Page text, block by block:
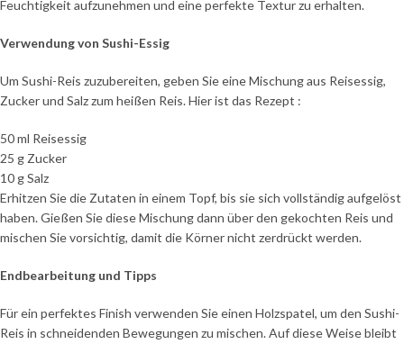
Feuchtigkeit aufzunehmen und eine perfekte Textur zu erhalten.
Verwendung von Sushi-Essig
Um Sushi-Reis zuzubereiten, geben Sie eine Mischung aus Reisessig,
Zucker und Salz zum heißen Reis. Hier ist das Rezept :
50 ml Reisessig
25 g Zucker
10 g Salz
Erhitzen Sie die Zutaten in einem Topf, bis sie sich vollständig aufgelöst
haben. Gießen Sie diese Mischung dann über den gekochten Reis und
mischen Sie vorsichtig, damit die Körner nicht zerdrückt werden.
Endbearbeitung und Tipps
Für ein perfektes Finish verwenden Sie einen Holzspatel, um den Sushi-
Reis in schneidenden Bewegungen zu mischen. Auf diese Weise bleibt